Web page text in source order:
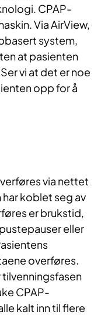
CPAP-
Via AirView,
system,
at pasienten
vi at det er noe
opp for å
via nettet
koblet seg av
er brukstid,
eller
overføres.
CPAP-
kalt inn til flere